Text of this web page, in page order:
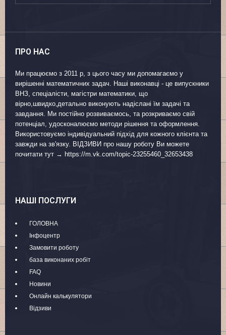
ПРО НАС
Ми працюємо з 2011 р, з цього часу ми допомагаємо у
вирішенні математичних задач. Наші виконавці - це випускники
ВНЗ, спеціалісти, магістри математики, що
вірно,швидко,детально виконують надіслані їм задачі та
завдання. Ми постійно розвиваємось, та розкриваємо свій
потенціал, удосконалюємо методи рішення та оформлення.
Використовуємо індивідуальний підхід для кожного клієнта та
завжди на зв'язку. ВІДЗИВИ про нашу роботу Ви можете
почитати тут → https://m.vk.com/topic-23255460_32653438
НАШІ ПОСЛУГИ
ГОЛОВНА
Інфоцентр
Замовити роботу
база виконаних робіт
FAQ
Новини
Онлайн калькулятори
Відзиви